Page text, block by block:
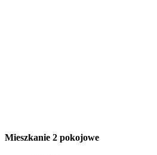
Mieszkanie 2 pokojowe